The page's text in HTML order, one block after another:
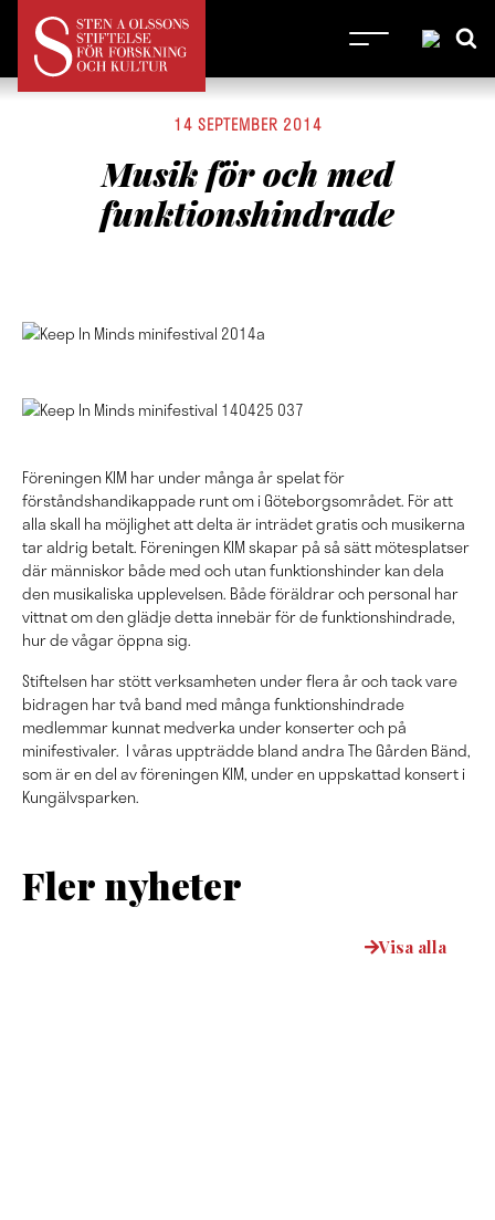
14 SEPTEMBER 2014
Musik för och med
funktionshindrade
Föreningen KIM har under många år spelat för
förståndshandikappade runt om i Göteborgsområdet. För att
alla skall ha möjlighet att delta är inträdet gratis och musikerna
tar aldrig betalt. Föreningen KIM skapar på så sätt mötesplatser
där människor både med och utan funktionshinder kan dela
den musikaliska upplevelsen. Både föräldrar och personal har
vittnat om den glädje detta innebär för de funktionshindrade,
hur de vågar öppna sig.
Stiftelsen har stött verksamheten under flera år och tack vare
bidragen har två band med många funktionshindrade
medlemmar kunnat medverka under konserter och på
minifestivaler. I våras uppträdde bland andra The Gården Bänd,
som är en del av föreningen KIM, under en uppskattad konsert i
Kungälvsparken.
Fler nyheter
Visa alla